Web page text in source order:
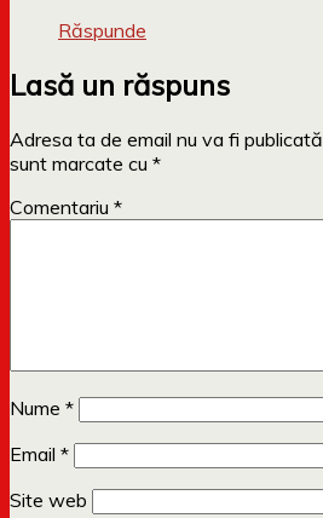
Răspunde
Lasă un răspuns
Adresa ta de email nu va fi publicată.
sunt marcate cu *
Comentariu *
Nume *
Email *
Site web